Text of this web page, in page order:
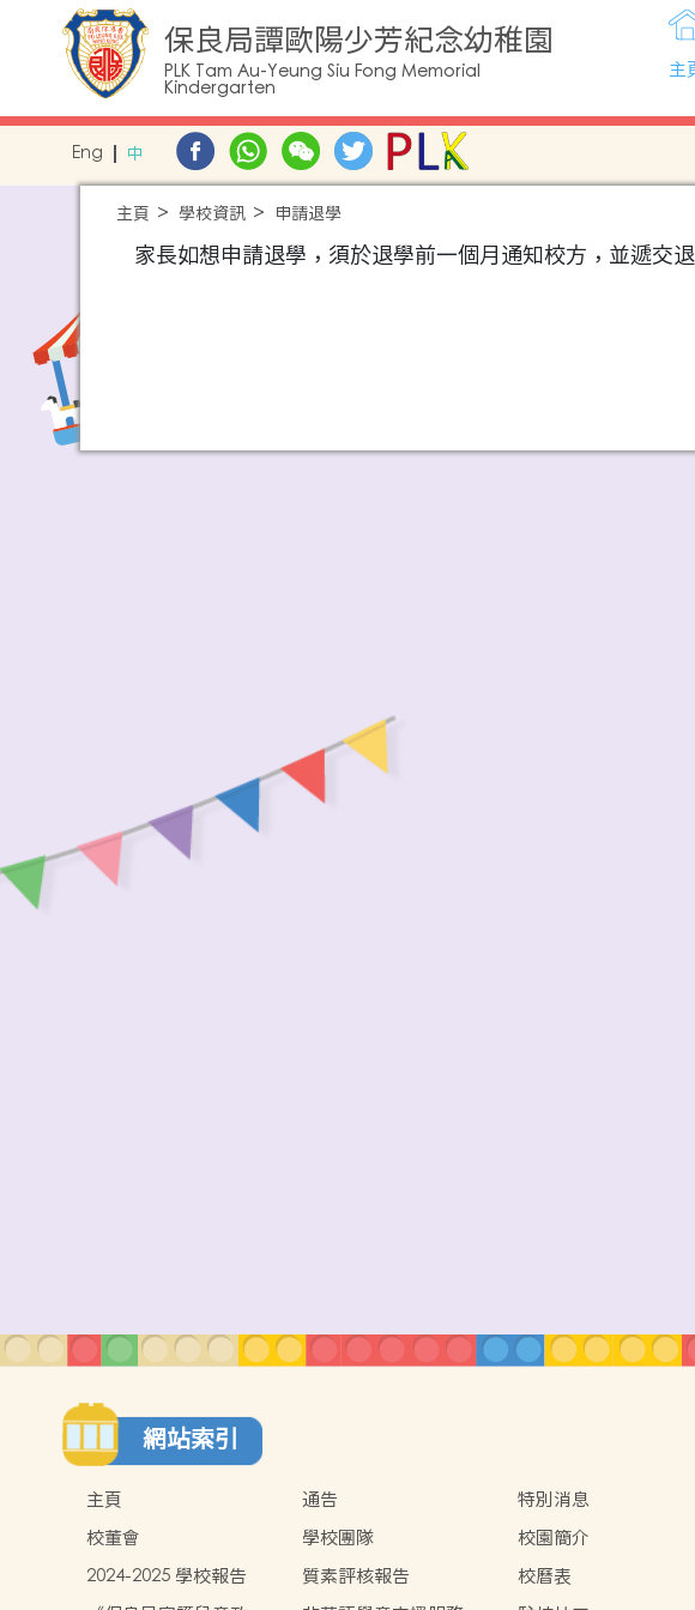
保良局譚歐陽少芳紀念幼稚園
PLK Tam Au-Yeung Siu Fong Memorial
Kindergarten
主
Eng 中
主頁 學校資訊 申請退學
家長如想申請退學，須於退學前一個月通知校方，並遞交
網站索引
主頁 通告 特別消息
校董會
學校團隊 校園簡介
2024-2025 學校報告
質素評核報告 校曆表